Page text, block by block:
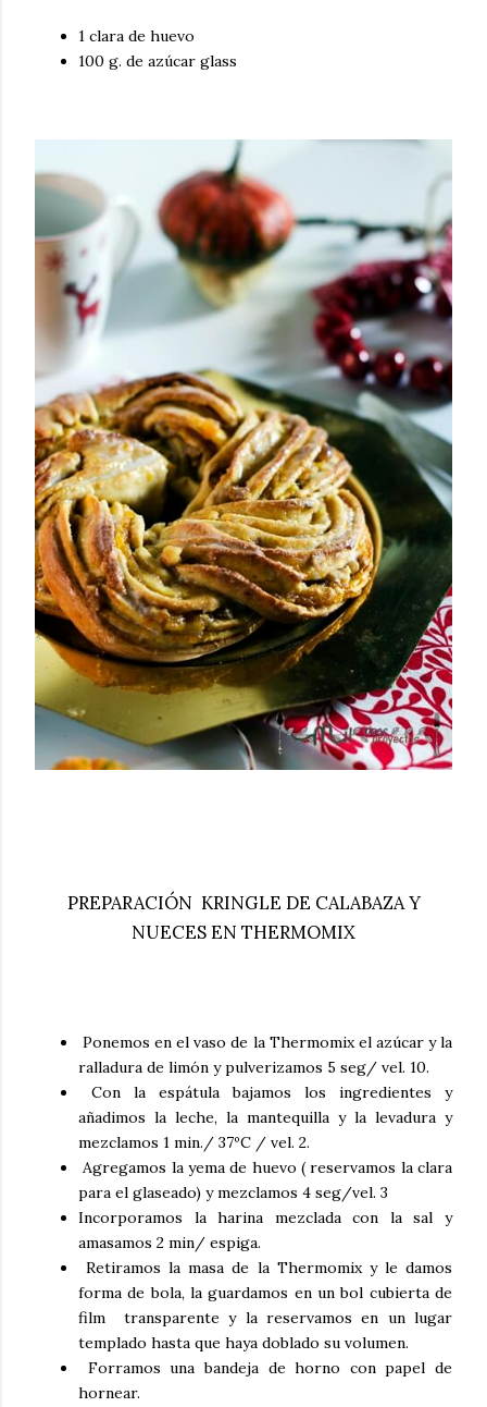
1 clara de huevo
100 g. de azúcar glass
PREPARACIÓN KRINGLE DE CALABAZA Y
NUECES EN THERMOMIX
Ponemos en el vaso de la Thermomix el azúcar y la
ralladura de limón y pulverizamos 5 seg/ vel. 10.
Con la espátula bajamos los ingredientes y
añadimos la leche, la mantequilla y la levadura y
mezclamos 1 min./ 37ºC / vel. 2.
Agregamos la yema de huevo ( reservamos la clara
para el glaseado) y mezclamos 4 seg/vel. 3
Incorporamos la harina mezclada con la sal y
amasamos 2 min/ espiga.
Retiramos la masa de la Thermomix y le damos
forma de bola, la guardamos en un bol cubierta de
film transparente y la reservamos en un lugar
templado hasta que haya doblado su volumen.
Forramos una bandeja de horno con papel de
hornear.